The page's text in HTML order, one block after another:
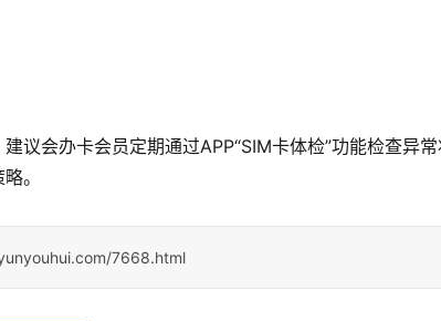
议会办卡会员定期通过APP“SIM卡体检”功能检查异
。
7668.html